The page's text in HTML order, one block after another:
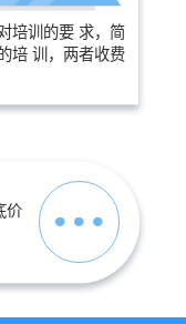
培训的要 求，简
培 训，两者收费
价